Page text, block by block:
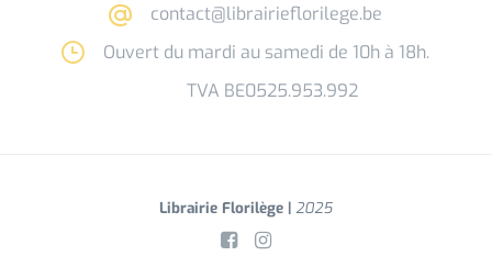
contact@librairieflorilege.be
Ouvert du mardi au samedi de 10h à 18h.
TVA BE0525.953.992
Librairie Florilège | 2025